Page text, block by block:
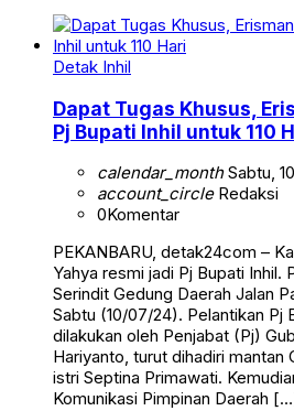
Detak Inhil
Dapat Tugas Khusus,
Pj Bupati Inhil untuk 110
calendar_monthSabtu,
account_circleRedaksi
0Komentar
PEKANBARU, detak24com –
Yahya resmi jadi Pj Bupati Inhil.
Serindit Gedung Daerah Jalan
Sabtu (10/07/24). Pelantikan Pj
dilakukan oleh Penjabat (Pj)
Hariyanto, turut dihadiri mantan
istri Septina Primawati.
Komunikasi Pimpinan Daerah